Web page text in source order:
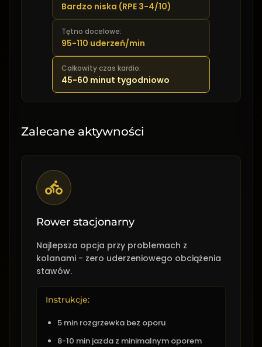
Bardzo niska (RPE 3-4/10)
Tętno docelowe:
95-110 uderzeń/min
Całkowity czas kardio:
45-60 minut tygodniowo
Zalecane aktywności
Rower stacjonarny
Najlepsza opcja przy problemach z
kolanami - zero uderzeniowego obciążenia
stawów.
Instrukcje:
5 min rozgrzewka bez oporu
8-10 min jazda z minimalnym oporem